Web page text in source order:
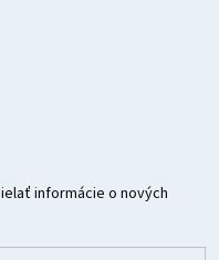
informácie o nových